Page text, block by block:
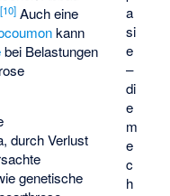
a
si
e
–
di
e
m
e
c
h
[10] Auch eine
kann
bei Belastungen
durch Verlust
genetische